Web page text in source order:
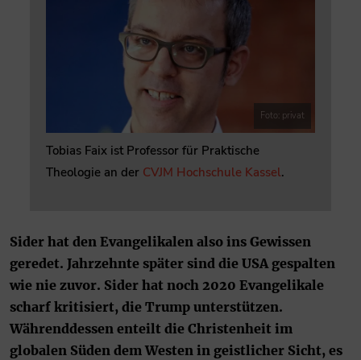
Foto: privat
Tobias Faix ist Professor für Praktische
Theologie an der CVJM Hochschule Kassel.
Sider hat den Evangelikalen also ins Gewissen
geredet. Jahrzehnte später sind die USA gespalten
wie nie zuvor. Sider hat noch 2020 Evangelikale
scharf kritisiert, die Trump unterstützen.
Währenddessen enteilt die Christenheit im
globalen Süden dem Westen in geistlicher Sicht, es